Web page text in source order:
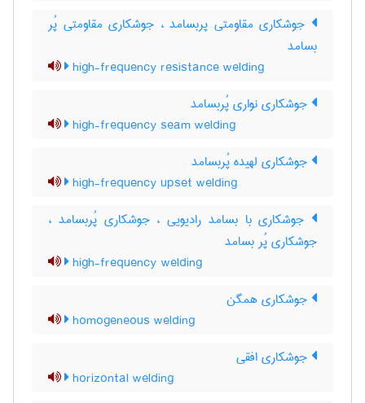
جوشکاری مقاومتی پربسامد ، جوشکاری مقاومتی پُر
بسامد
high-frequency resistance welding
جوشکاری نواری پُربسامد
high-frequency seam welding
جوشکاری لهیده پُربسامد
high-frequency upset welding
جوشکاری با بسامد رادیویی ، جوشکاری پُربسامد ،
جوشکاری پُر بسامد
high-frequency welding
جوشکاری همگن
homogeneous welding
جوشکاری افقی
horizontal welding